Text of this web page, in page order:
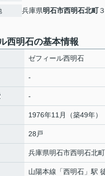
兵庫県明石市西明石北町
西明石の基本情報
ゼフィール西明石
-
-
1976年11月（築49年）
28戸
兵庫県明石市西明石北町
山陽本線 「西明石 」駅